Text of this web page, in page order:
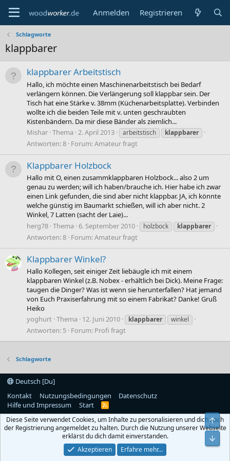
Anmelden Registrieren
Schlagworte
klappbarer
klappbarer Arbeitstisch
Hallo, ich möchte einen Maschinenarbeitstisch bei Bedarf
verlängern können. Die Verlängerung soll klappbar sein. Der
Tisch hat eine Stärke v. 38mm (Küchenarbeitsplatte). Verbinden
wollte ich die beiden Teile mit v. unten geschraubten
Kistenbändern. Da mir diese Bänder als ziemlich...
Mishar Thema 2. April 2013 arbeitstisch klappbarer
Antworten: 8 Forum:Amateur fragt
Klappbarer Holzbock
Hallo mit O, einen zusammklappbaren Holzbock... also 2 um
genau zu werden; will ich haben/brauche ich. Hier habe ich zwar
einen Link gefunden, die sind aber nicht klappbar. JA, ich könnte
welche günstig im Baumarkt schießen, will ich aber nicht. 2
Winkel, 7 Latten (sacht der Laie)...
herg78 Thema 6. September 2010 holzbock klappbarer
Antworten: 8 Forum:Amateur fragt
Klappbarer Winkel?
Hallo Kollegen, seit einiger Zeit liebäugle ich mit einem
klappbaren Winkel (z.B. Nobex - erhältlich bei Dick). Meine Frage:
taugen die Dinger? Was ist wenn sie herunterfallen? Hat jemand
von Euch Praxiserfahrung mit so einem Fabrikat? Danke! Gruß
Heiko
yoghurt Thema 12. Juni 2010 klappbarer winkel
Antworten: 5 Forum: Profi fragt
Schlagworte
Deutsch [Du]
Kontakt
Nutzungsbedingungen
Datenschutz
Hilfe und Impressum
Start
R
S
Diese Seite verwendet Cookies, um Inhalte zu personalisieren und dich nach
der Registrierung angemeldet zu halten. Durch die Nutzung unserer Webseite
erklärst du dich damit einverstanden.
Akzeptieren
Erfahre mehr…